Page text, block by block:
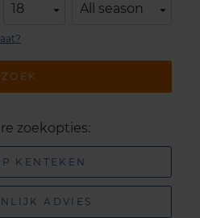
18 All season
ZOEK
zoekopties:
KENTEKEN
ADVIES